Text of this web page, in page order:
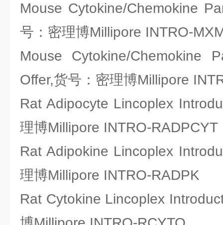
Mouse Cytokine/Chemokine
号：密理博Millipore INTRO-
Mouse Cytokine/Chemokine
Offer,货号：密理博Millipore
Rat Adipocyte Lincoplex
理博Millipore INTRO-RADPCYT
Rat Adipokine Lincoplex
理博Millipore INTRO-RADPK
Rat Cytokine Lincoplex